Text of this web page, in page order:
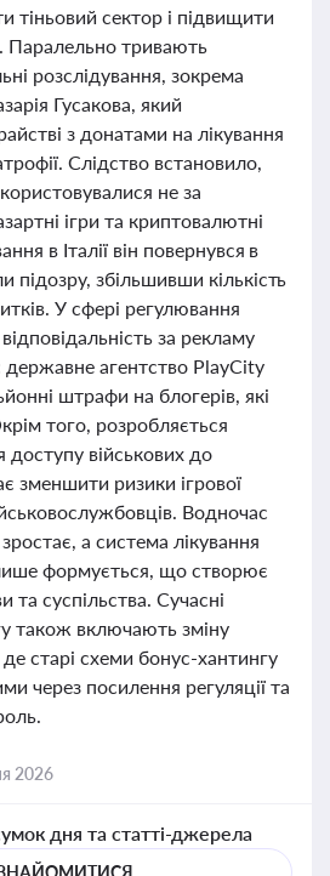
тіньовий сектор і підвищити
Паралельно тривають
розслідування, зокрема
Гусакова, який
з донатами на лікування
Слідство встановило,
не за
ігри та криптовалютні
в Італії він повернувся в
підозру, збільшивши кількість
У сфері регулювання
за рекламу
державне агентство PlayCity
штрафи на блогерів, які
того, розробляється
військових до
зменшити ризики ігрової
Водночас
а система лікування
формується, що створює
суспільства. Сучасні
також включають зміну
де старі схеми бонус-хантингу
через посилення регуляції та
2026
дня та статті-джерела